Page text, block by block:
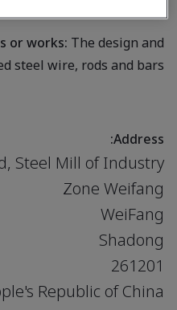
or works:The design and
steel wire, rods and bars
Address:
Steel Mill of Industry
Zone Weifang
WeiFang
Shadong
261201
Republic of China